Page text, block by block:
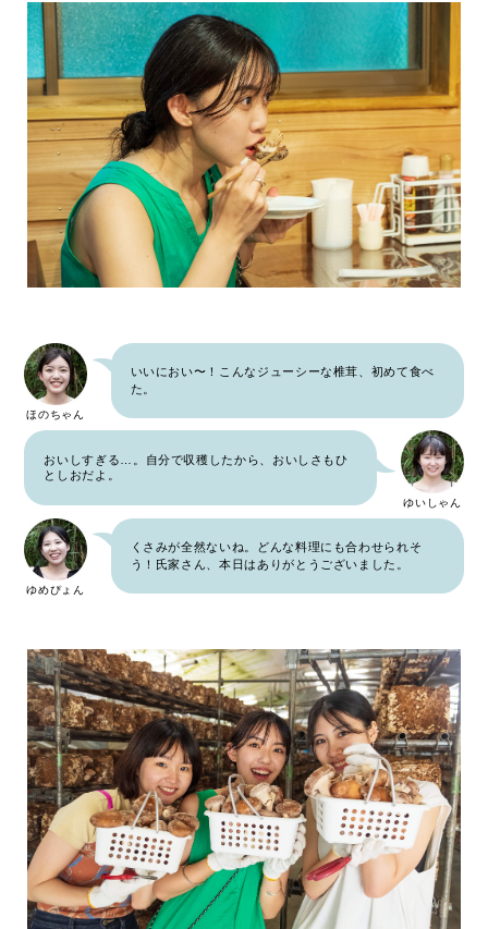
ほのちゃん
いいにおい〜！こんなジューシーな椎茸、初めて食べ
た。
ゆいしゃん
おいしすぎる…。自分で収穫したから、おいしさもひ
としおだよ。
ゆめぴょん
くさみが全然ないね。どんな料理にも合わせられそ
う！氏家さん、本日はありがとうございました。